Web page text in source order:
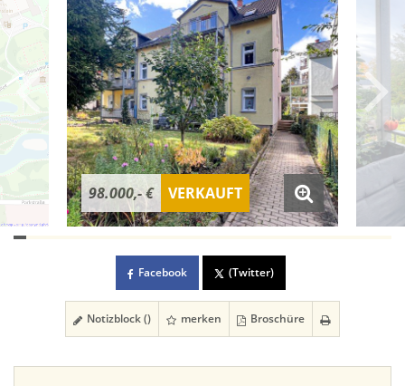
98.000,- € VERKAUFT
Facebook (Twitter)
Notizblock () merken Broschüre